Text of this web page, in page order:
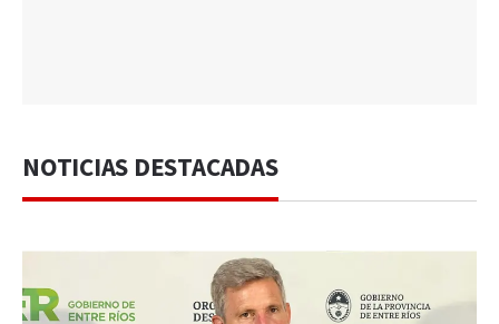
NOTICIAS DESTACADAS